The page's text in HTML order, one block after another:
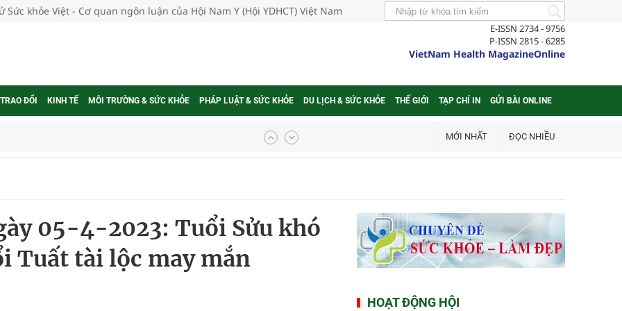
Sức khỏe Việt - Cơ quan ngôn luận của Hội Nam Y (Hội YDHCT) Việt Nam
E-ISSN 2734 - 9756
P-ISSN 2815 - 6285
VietNam Health MagazineOnline
ĐỔI KINH TẾ MÔI TRƯỜNG & SỨC KHỎE PHÁP LUẬT & SỨC KHỎE DU LỊCH & SỨC KHỎE THẾ GIỚI TẠP CHÍ IN GỬI BÀI ONLINE
thực tế
Của Các Loài Nhân Sâm (Panax Spp.): Tổng
quốc
MỚI NHẤT ĐỌC NHIỀU
05-4-2023: Tuổi Sửu khó
Tuất tài lộc may mắn
HOẠT ĐỘNG HỘI